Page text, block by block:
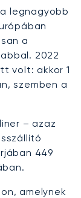
legnagyobb
a
2022
volt: akkor 1
szemben a
– azaz
449
amelynek